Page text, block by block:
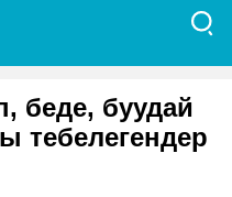
беде, буудай
тебелегендер